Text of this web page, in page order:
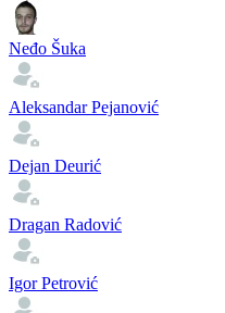
Neđo Šuka
Aleksandar Pejanović
Dejan Deurić
Dragan Radović
Igor Petrović